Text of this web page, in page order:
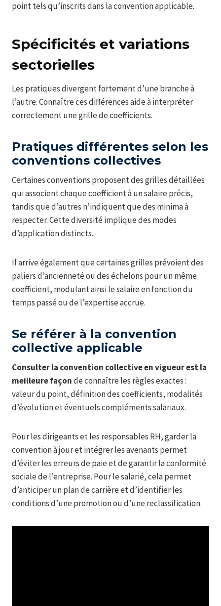
point tels qu’inscrits dans la convention applicable.
Spécificités et variations
sectorielles
Les pratiques divergent fortement d’une branche à
l’autre. Connaître ces différences aide à interpréter
correctement une grille de coefficients.
Pratiques différentes selon les
conventions collectives
Certaines conventions proposent des grilles détaillées
qui associent chaque coefficient à un salaire précis,
tandis que d’autres n’indiquent que des minima à
respecter. Cette diversité implique des modes
d’application distincts.
Il arrive également que certaines grilles prévoient des
paliers d’ancienneté ou des échelons pour un même
coefficient, modulant ainsi le salaire en fonction du
temps passé ou de l’expertise accrue.
Se référer à la convention
collective applicable
Consulter la convention collective en vigueur est la
meilleure façonde connaître les règles exactes :
valeur du point, définition des coefficients, modalités
d’évolution et éventuels compléments salariaux.
Pour les dirigeants et les responsables RH, garder la
convention à jour et intégrer les avenants permet
d’éviter les erreurs de paie et de garantir la conformité
sociale de l’entreprise. Pour le salarié, cela permet
d’anticiper un plan de carrière et d’identifier les
conditions d’une promotion ou d’une reclassification.